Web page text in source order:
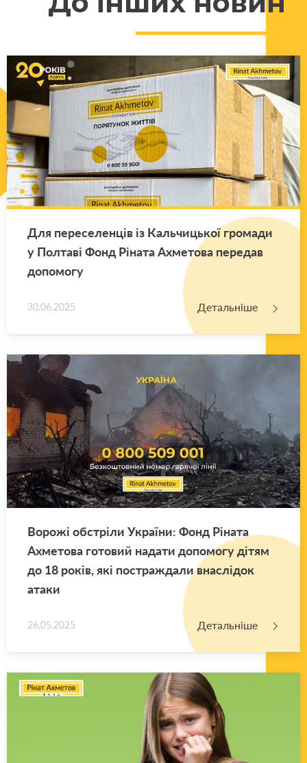
Для пе­ре­се­лен­ців із Каль­чи­цької гро­ма­ди
у Пол­та­ві Фонд Рі­на­та Ахме­то­ва пе­ре­дав
до­по­мо­гу
30.06.2025 Детальніше
Во­ро­жі об­стрі­ли Укра­ї­ни: Фонд Рі­на­та
Ахме­то­ва го­то­вий на­да­ти до­по­мо­гу дітям
до 18 років, які по­стра­жда­ли вна­слі­док
атаки
26.05.2025 Детальніше